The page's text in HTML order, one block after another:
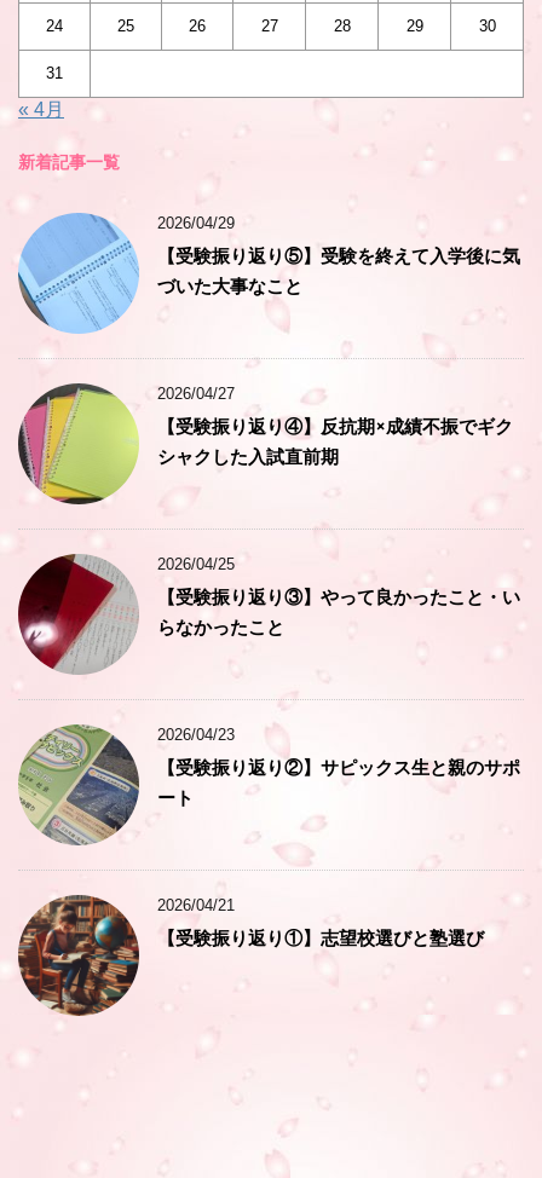
24 25 26 27 28 29 30
31
« 4月
新着記事一覧
2026/04/29
【受験振り返り⑤】受験を終えて入学後に気
づいた大事なこと
2026/04/27
【受験振り返り④】反抗期×成績不振でギク
シャクした入試直前期
2026/04/25
【受験振り返り③】やって良かったこと・い
らなかったこと
2026/04/23
【受験振り返り②】サピックス生と親のサポ
ート
2026/04/21
【受験振り返り①】志望校選びと塾選び